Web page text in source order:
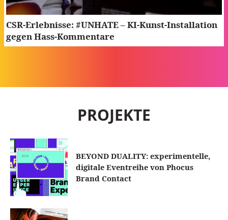
CSR-Erlebnisse: #UNHATE – KI-Kunst-Installation
gegen Hass-Kommentare
PROJEKTE
BEYOND DUALITY: experimentelle,
digitale Eventreihe von Phocus
Brand Contact